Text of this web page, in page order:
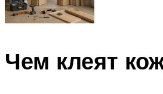
Чем клеят